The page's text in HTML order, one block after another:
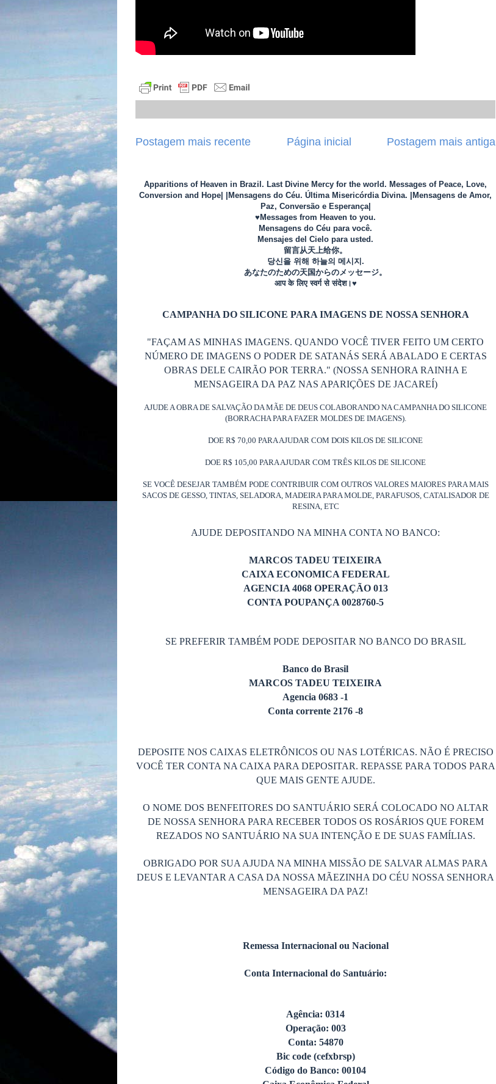
Postagem mais recente Postagem mais antiga
Página inicial
Apparitions of Heaven in Brazil. Last Divine Mercy for the world. Messages of Peace, Love,
Conversion and Hope| |Mensagens do Céu. Última Misericórdia Divina. |Mensagens de Amor,
Paz, Conversão e Esperança|
♥Messages from Heaven to you.
Mensagens do Céu para você.
Mensajes del Cielo para usted.
留言从天上给你。
당신을 위해 하늘의 메시지.
あなたのための天国からのメッセージ。
आप के लिए स्वर्ग से संदेश।♥
CAMPANHA DO SILICONE PARA IMAGENS DE NOSSA SENHORA
"FAÇAM AS MINHAS IMAGENS. QUANDO VOCÊ TIVER FEITO UM CERTO
NÚMERO DE IMAGENS O PODER DE SATANÁS SERÁ ABALADO E CERTAS
OBRAS DELE CAIRÃO POR TERRA." (NOSSA SENHORA RAINHA E
MENSAGEIRA DA PAZ NAS APARIÇÕES DE JACAREÍ)
AJUDE A OBRA DE SALVAÇÃO DA MÃE DE DEUS COLABORANDO NA CAMPANHA DO SILICONE
(BORRACHA PARA FAZER MOLDES DE IMAGENS).
DOE R$ 70,00 PARA AJUDAR COM DOIS KILOS DE SILICONE
DOE R$ 105,00 PARA AJUDAR COM TRÊS KILOS DE SILICONE
SE VOCÊ DESEJAR TAMBÉM PODE CONTRIBUIR COM OUTROS VALORES MAIORES PARA MAIS
SACOS DE GESSO, TINTAS, SELADORA, MADEIRA PARA MOLDE, PARAFUSOS, CATALISADOR DE
RESINA, ETC
AJUDE DEPOSITANDO NA MINHA CONTA NO BANCO:
MARCOS TADEU TEIXEIRA
CAIXA ECONOMICA FEDERAL
AGENCIA 4068 OPERAÇÃO 013
CONTA POUPANÇA 0028760-5
SE PREFERIR TAMBÉM PODE DEPOSITAR NO BANCO DO BRASIL
Banco do Brasil
MARCOS TADEU TEIXEIRA
Agencia 0683 -1
Conta corrente 2176 -8
DEPOSITE NOS CAIXAS ELETRÔNICOS OU NAS LOTÉRICAS. NÃO É PRECISO
VOCÊ TER CONTA NA CAIXA PARA DEPOSITAR. REPASSE PARA TODOS PARA
QUE MAIS GENTE AJUDE.
O NOME DOS BENFEITORES DO SANTUÁRIO SERÁ COLOCADO NO ALTAR
DE NOSSA SENHORA PARA RECEBER TODOS OS ROSÁRIOS QUE FOREM
REZADOS NO SANTUÁRIO NA SUA INTENÇÃO E DE SUAS FAMÍLIAS.
OBRIGADO POR SUA AJUDA NA MINHA MISSÃO DE SALVAR ALMAS PARA
DEUS E LEVANTAR A CASA DA NOSSA MÃEZINHA DO CÉU NOSSA SENHORA
MENSAGEIRA DA PAZ!
Remessa Internacional ou Nacional
Conta Internacional do Santuário:
Agência: 0314
Operação: 003
Conta: 54870
Bic code (cefxbrsp)
Código do Banco: 00104